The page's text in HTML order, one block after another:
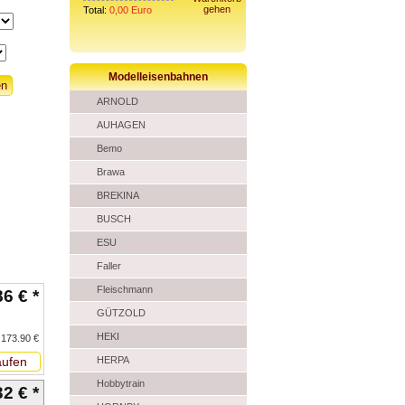
€ *
€
€ *
Total: 0,00 Euro
gehen
Modelleisenbahnen
ARNOLD
AUHAGEN
Bemo
Brawa
BREKINA
BUSCH
ESU
Faller
Fleischmann
GÜTZOLD
HEKI
HERPA
Hobbytrain